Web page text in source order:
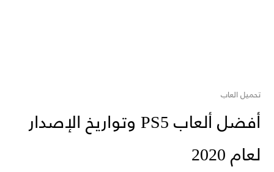
تحميل العاب
أفضل ألعاب PS5 وتواريخ الإصدار
لعام 2020